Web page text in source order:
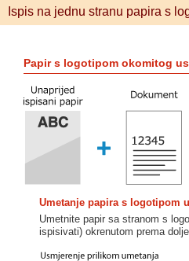
Ispis na jednu stranu papira s
Papir s logotipom okomitog
Umetanje papira s logotipom
Umetnite papir sa stranom s
ispisivati) okrenutom prema